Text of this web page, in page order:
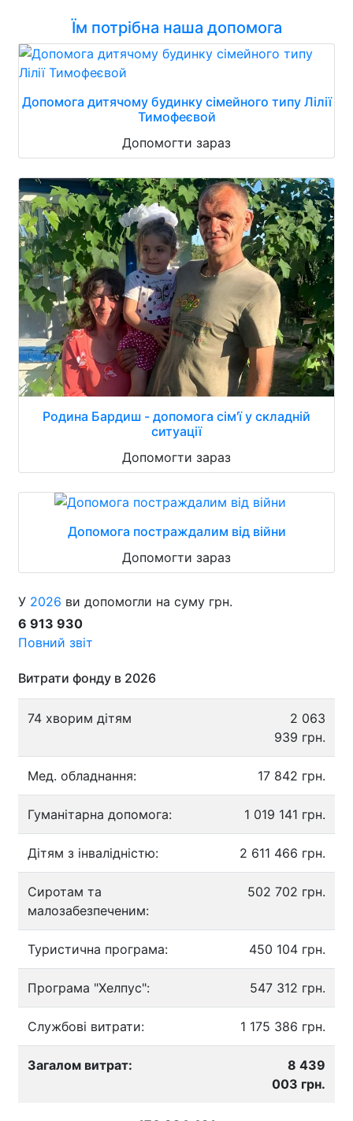
Їм потрібна наша допомога
Допомога дитячому будинку сімейного типу Лілії
Тимофеєвой
Допомогти зараз
Родина Бардиш - допомога сім'ї у складній
ситуації
Допомогти зараз
Допомога постраждалим від війни
Допомогти зараз
У 2026 ви допомогли на суму грн.
6 913 930
Повний звіт
Витрати фонду в 2026
74 хворим дітям
2 063
939 грн.
Мед. обладнання: 17 842 грн.
Гуманітарна допомога: 1 019 141 грн.
Дітям з інвалідністю: 2 611 466 грн.
Сиротам та
малозабезпеченим:
502 702 грн.
Туристична програма: 450 104 грн.
Програма "Хелпус": 547 312 грн.
Службові витрати: 1 175 386 грн.
Загалом витрат:
8 439
003 грн.